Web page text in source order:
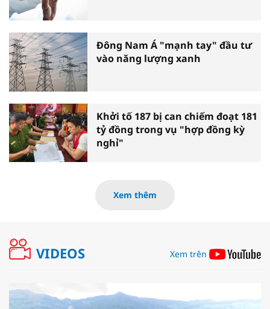
Đông Nam Á "mạnh tay" đầu tư
vào năng lượng xanh
Khởi tố 187 bị can chiếm đoạt 181
tỷ đồng trong vụ "hợp đồng kỳ
nghỉ"
Xem thêm
VIDEOS Xem trên